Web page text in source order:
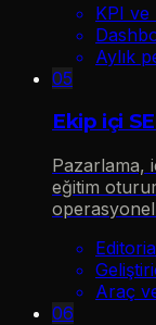
KPI ve
Aylık
05
Ekip içi
Pazarlama,
eğitim
operasyonel
Araç
06